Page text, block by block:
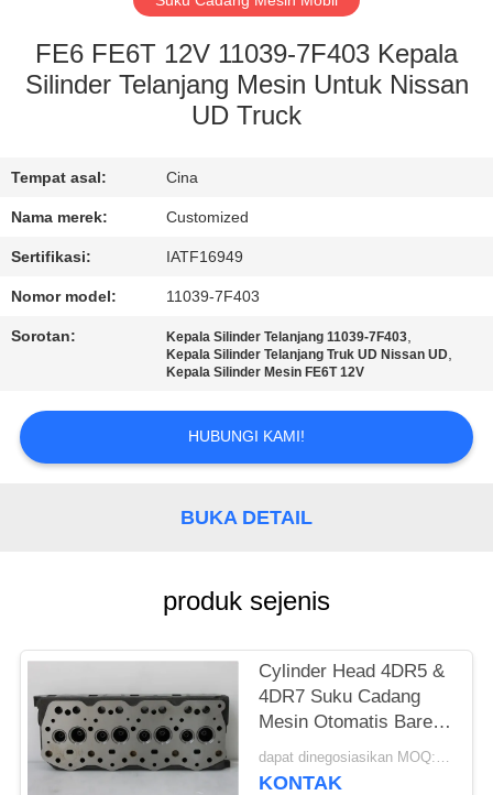
TUR
PABRIK
KUALITAS
PERMINTAAN
PENAWARAN
PRIVACY
POLICY
FE6 FE6T 12V 11039-7F403 Kepala
Silinder Telanjang Mesin Untuk Nissan
UD Truck
Tempat asal: Cina
Nama merek: Customized
Sertifikasi: IATF16949
Nomor model: 11039-7F403
Sorotan: Kepala Silinder Telanjang 11039-7F403,
Kepala Silinder Telanjang Truk UD Nissan UD,
Kepala Silinder Mesin FE6T 12V
HUBUNGI KAMI!
BUKA DETAIL
produk sejenis
Cylinder Head 4DR5 &
4DR7 Suku Cadang
Mesin Otomatis Bare
Head Hanya Bahan
Aluminium
dapat dinegosiasikan MOQ:5 pcs
KONTAK